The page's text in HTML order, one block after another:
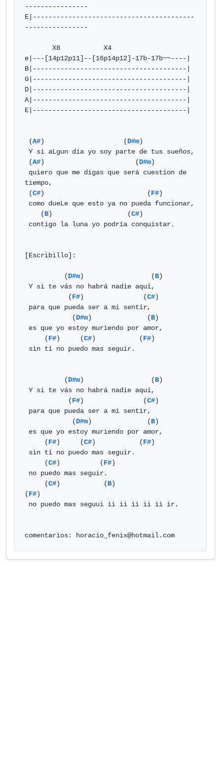
----------------
E|-----------------------------------------
----------------
e|---[14p12p11]--[16p14p12]-17b-17b~~----|
B|---------------------------------------|
G|---------------------------------------|
D|---------------------------------------|
A|---------------------------------------|
E|---------------------------------------|
(A#)                    (D#m)
(A#)                       (D#m)
tiempo,
(C#)                          (F#)
    (
B)                   (C#)
[Escribillo]:
          (
D#m)                 (B)
           (
F#)               (C#)
            (
D#m)              (B)
     (
F#)     (C#)           (F#)
          (
D#m)                 (B)
           (
F#)               (C#)
            (
D#m)              (B)
     (
F#)     (C#)           (F#)
     (
C#)          (F#)
     (
C#)           (B)
(F#)
comentarios: horacio_fenix@hotmail.com